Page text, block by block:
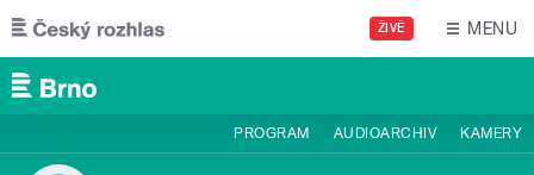
Přejít k hlavnímu obsahu
ŽIVĚ MENU
PROGRAM AUDIOARCHIV KAMERY